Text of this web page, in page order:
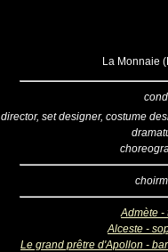
La Monnaie
director, set designer, costume
Admète -
Alceste -
Le grand prêtre d'Apollon -